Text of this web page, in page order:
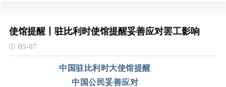
使馆提醒丨驻比利时使馆提醒妥善应对罢工影响
05-07
中国驻比利时大使馆提醒
中国公民妥善应对